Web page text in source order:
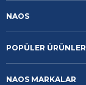
NAOS
POPÜLER ÜRÜNLER
NAOS MARKALAR